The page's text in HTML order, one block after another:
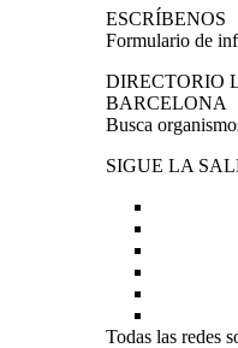
ESCRÍBENOS
Formulario de
DIRECTORIO
BARCELONA
Busca
SIGUE LA
Todas las redes